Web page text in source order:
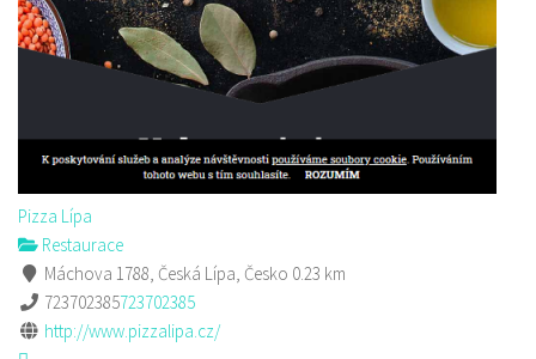
Pizza Lípa
Restaurace
Máchova 1788, Česká Lípa, Česko 0.23 km
723702385723702385
http://www.pizzalipa.cz/